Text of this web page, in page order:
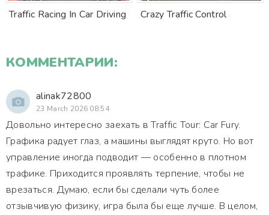
Traffic Racing In Car Driving Crazy Traffic Control
КОММЕНТАРИИ:
alinak72800
23 March 2026 08:54
Довольно интересно заехать в Traffic Tour: Car Fury.
Графика радует глаз, а машины выглядят круто. Но вот
управление иногда подводит — особенно в плотном
трафике. Приходится проявлять терпение, чтобы не
врезаться. Думаю, если бы сделали чуть более
отзывчивую физику, игра была бы еще лучше. В целом,